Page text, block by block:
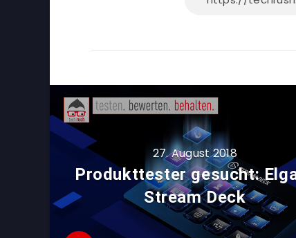
27. August 2018
Produkttester gesucht:
Stream Deck